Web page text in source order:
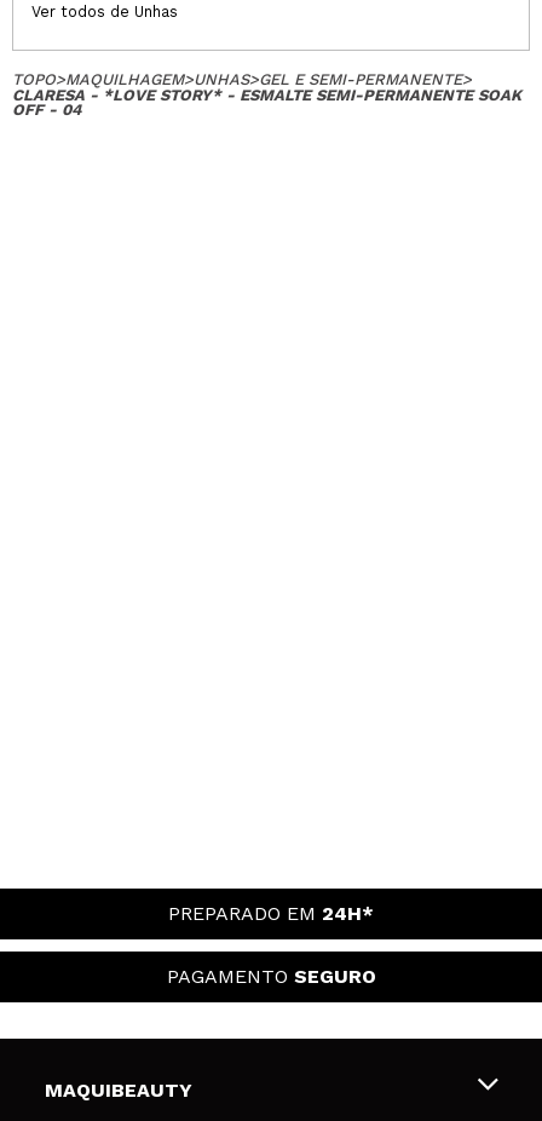
Ver todos de Unhas
TOPO>MAQUILHAGEM>UNHAS>GEL E SEMI-PERMANENTE>
CLARESA - *LOVE STORY* - ESMALTE SEMI-PERMANENTE SOAK
OFF - 04
PREPARADO EM 24H*
PAGAMENTO SEGURO
MAQUIBEAUTY